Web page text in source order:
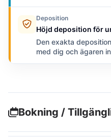
Deposition
Höjd deposition för
Den exakta
med dig och ägaren
Bokning /